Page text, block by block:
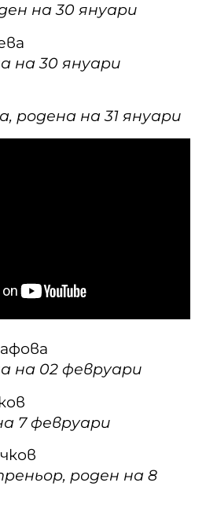
на 30 януари
на 30 януари
родена на 31 януари
на 02 февруари
7 февруари
роден на 8